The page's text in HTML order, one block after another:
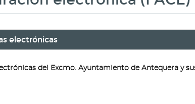
electrónicas
del Excmo. Ayuntamiento de Antequera y